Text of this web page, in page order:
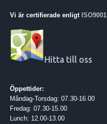
Vi är certifierade enligt ISO9001
Hitta till oss
Öppettider:
Måndag-Torsdag: 07.30-16.00
Fredag: 07.30-15.00
Lunch: 12.00-13.00